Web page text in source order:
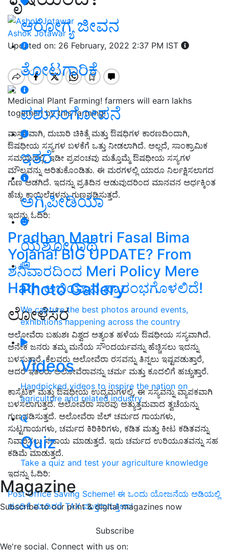
ಆರೋಗ್ಯ ಜೀವನ
ತೋಟಗಾರಿಕೆ
ಪಶುಸಂಗೋಪನೆ
ಇತರೆ
ಅಗ್ರಿಪೀಡಿಯಾ
ಯಶೋಗಾಥೆ
Photo Gallery
We capture the best photos around events,
exhibitions happening across the country
Videos
Handpicked videos to inspire the nation on
agriculture and related industry
Quiz
Take a quiz and test your agriculture knowledge
Magazine
Subscribe to our print & digital magazines now
Subscribe
We're social. Connect with us on:
Ashok Jotawar
Updated on: 26 February, 2022 2:37 PM IST
Medicinal Plant Farming! farmers will earn lakhs
together! by this farming!
ವಾಸ್ತವವಾಗಿ, ದುಬಾರಿ ಚಿಕಿತ್ಸೆ ಮತ್ತು ಔಷಧಿಗಳ ಕಾರಣದಿಂದಾಗಿ,
ಔಷಧೀಯ ಸಸ್ಯಗಳ ಬಳಕೆಗೆ ಒತ್ತು ನೀಡಲಾಗಿದೆ. ಅಲ್ಲದೆ, ಸಾಂಕ್ರಾಮಿಕ
ಸಮಯದಲ್ಲಿ,ಇಡೀ ಪ್ರಪಂಚವು ಮತ್ತೊಮ್ಮೆ ಔಷಧೀಯ ಸಸ್ಯಗಳ
ಮೌಲ್ಯವನ್ನು ಅರಿತುಕೊಂಡಿತು. ಈ ಮರಗಳಲ್ಲಿ ಯಾರೂ ನಿರ್ಲಕ್ಷಿಸಲಾಗದ
ಗುಣ ಅಡಗಿದೆ. ಇದನ್ನು ಪ್ರತಿದಿನ ಆಡುವುದರಿಂದ ಮಾನವನ ಅರ್ಧಕ್ಕಿಂತ
ಹೆಚ್ಚು ಕಾಯಿಲೆಗಳನ್ನು ಗುಣಪಡಿಸುತ್ತದೆ.
ಇದನ್ನು ಓದಿರಿ:
Pradhan Mantri Fasal Bima
Yojana! BIG UPDATE? From
ಶನಿವಾರದಿಂದ Meri Policy Mere
Hath ಅಭಿಯಾನ ಪ್ರಾರಂಭಗೊಳಲಿದೆ!
ಲೋಳೆಸರ
ಅಲೋವೆರಾ ಬಹುಶಃ ವಿಶ್ವದ ಅತ್ಯಂತ ಹಳೆಯ ಔಷಧೀಯ ಸಸ್ಯವಾಗಿದೆ.
ಅನೇಕ ಜನರು ತಮ್ಮ ಮನೆಯ ಸೌಂದರ್ಯವನ್ನು ಹೆಚ್ಚಿಸಲು ಇದನ್ನು
ಬಳಸುತ್ತಾರೆ. ಕೆಲವರು ಅಲೋವೆರಾ ರಸವನ್ನು ತಿನ್ನಲು ಇಷ್ಟಪಡುತ್ತಾರೆ,
ಆದರೆ ಇತರರು ಅಲೋವೆರಾವನ್ನು ಚರ್ಮ ಮತ್ತು ಕೂದಲಿಗೆ ಹಚ್ಚುತ್ತಾರೆ.
ಕಾಸ್ಮೆಟಿಕ್ ಮತ್ತು ಔಷಧೀಯ ಉದ್ಯಮಗಳಲ್ಲಿ, ಈ ಸಸ್ಯವನ್ನು ವ್ಯಾಪಕವಾಗಿ
ಬಳಸಲಾಗುತ್ತದೆ. ಅಲೋವೆರಾ ಸಾರವು ಅತ್ಯುತ್ತಮವಾದ ತ್ವಚೆಯನ್ನು
ಗುಣಪಡಿಸುತ್ತದೆ. ಅಲೋವೆರಾ ಜೆಲ್ ಚರ್ಮದ ಗಾಯಗಳು,
ಸುಟ್ಟಗಾಯಗಳು, ಚರ್ಮದ ಕಿರಿಕಿರಿಗಳು, ಕಡಿತ ಮತ್ತು ಕೀಟ ಕಡಿತವನ್ನು
ನಿವಾರಿಸಲು ಸಹಾಯ ಮಾಡುತ್ತದೆ. ಇದು ಚರ್ಮದ ಉರಿಯೂತವನ್ನು ಸಹ
ಕಡಿಮೆ ಮಾಡುತ್ತದೆ.
ಇದನ್ನು ಓದಿರಿ:
Post Office Saving Scheme! ಈ ಒಂದು ಯೋಜನೆಯ ಅಡಿಯಲ್ಲಿ
ಹೂಡಿಕೆ ಮಾಡಿದರೆ TAX ಮುಕ್ತರಾಗುತ್ತೀರಾ!